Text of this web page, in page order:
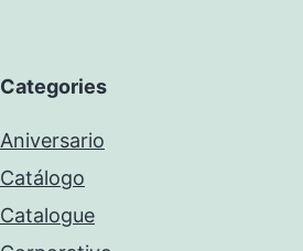
Categories
Aniversario
Catálogo
Catalogue